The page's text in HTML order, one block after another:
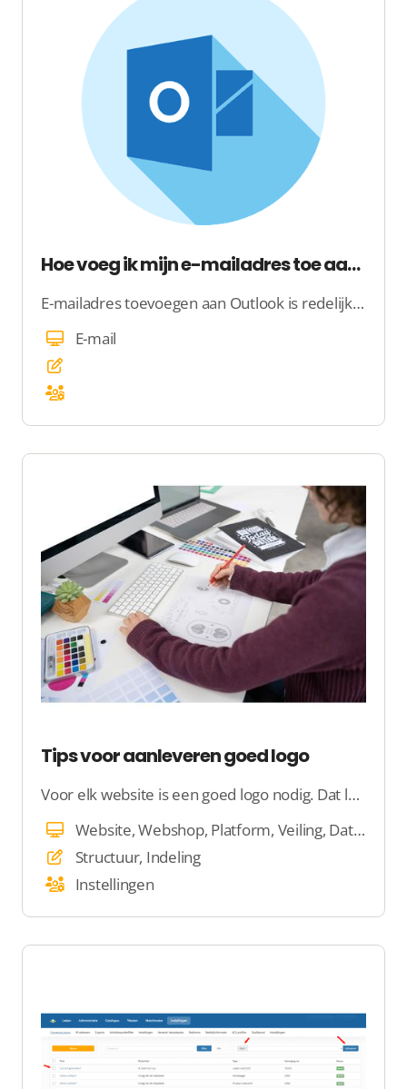
Hoe voeg ik mijn e-mailadres toe aan Outlook?
E-mailadres toevoegen aan Outlook is redelijk eenvoudig. Toch vereist het toevoegen van uw e-mailadres aan Outlook in sommige gevallen wat uitzoekwerk. Om dit uitzoekwerk te voorkomen, leggen wij met onderstaande omschrijving uit hoe u zelf uw e-mailadres
E-mail
Tips voor aanleveren goed logo
Voor elk website is een goed logo nodig. Dat logo moet aan een aantal voorwaarden voldoen. Check 6 tips voor een goed logo bovenaan jouw website.
Website, Webshop, Platform, Veiling, Dating
Structuur, Indeling
Instellingen